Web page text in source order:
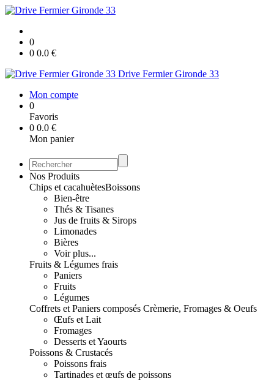
0
0 0.0 €
Drive Fermier Gironde 33
Mon compte
0
Favoris
0 0.0 €
Mon panier
Nos Produits
Chips et cacahuètesBoissons
Bien-être
Thés & Tisanes
Jus de fruits & Sirops
Limonades
Bières
Voir plus...
Fruits & Légumes frais
Paniers
Fruits
Légumes
Coffrets et Paniers composés Crèmerie, Fromages & Oeufs
Œufs et Lait
Fromages
Desserts et Yaourts
Poissons & Crustacés
Poissons frais
Tartinades et œufs de poissons